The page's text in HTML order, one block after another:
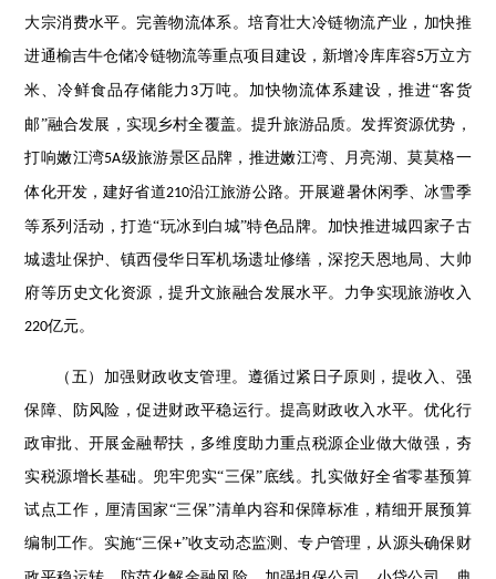
大宗消费水平。完善物流体系。培育壮大冷链物流产业，加快推
进通榆吉牛仓储冷链物流等重点项目建设，新增冷库库容5万立方
米、冷鲜食品存储能力 3万吨。加快物流体系建设，推进“客货
邮”融合发展，实现乡村全覆盖。提升旅游品质。发挥资源优势，
打响嫩江湾5A级旅游景区品牌，推进嫩江湾、月亮湖、莫莫格一
体化开发，建好省道210沿江旅游公路。开展避暑休闲季、冰雪季
等系列活动，打造“玩冰到白城”特色品牌。加快推进城四家子古
城遗址保护、镇西侵华日军机场遗址修缮，深挖天恩地局、大帅
府等历史文化资源，提升文旅融合发展水平。力争实现旅游收入
220亿元。
（五）加强财政收支管理。遵循过紧日子原则，提收入、强
保障、防风险，促进财政平稳运行。提高财政收入水平。优化行
政审批、开展金融帮扶，多维度助力重点税源企业做大做强，夯
实税源增长基础。兜牢兜实“三保”底线。扎实做好全省零基预算
试点工作，厘清国家“三保”清单内容和保障标准，精细开展预算
编制工作。实施“三保+”收支动态监测、专户管理，从源头确保财